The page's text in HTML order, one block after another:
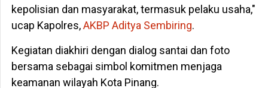
kepolisian dan masyarakat, termasuk pelaku usaha,"
ucap Kapolres,AKBP Aditya Sembiring.
Kegiatan diakhiri dengan dialog santai dan foto
bersama sebagai simbol komitmen menjaga
keamanan wilayah Kota Pinang.